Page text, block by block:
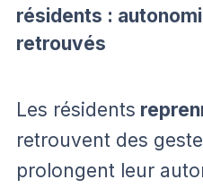
résidents :
retrouvés
Les résidents
retrouvent des
prolongent leur